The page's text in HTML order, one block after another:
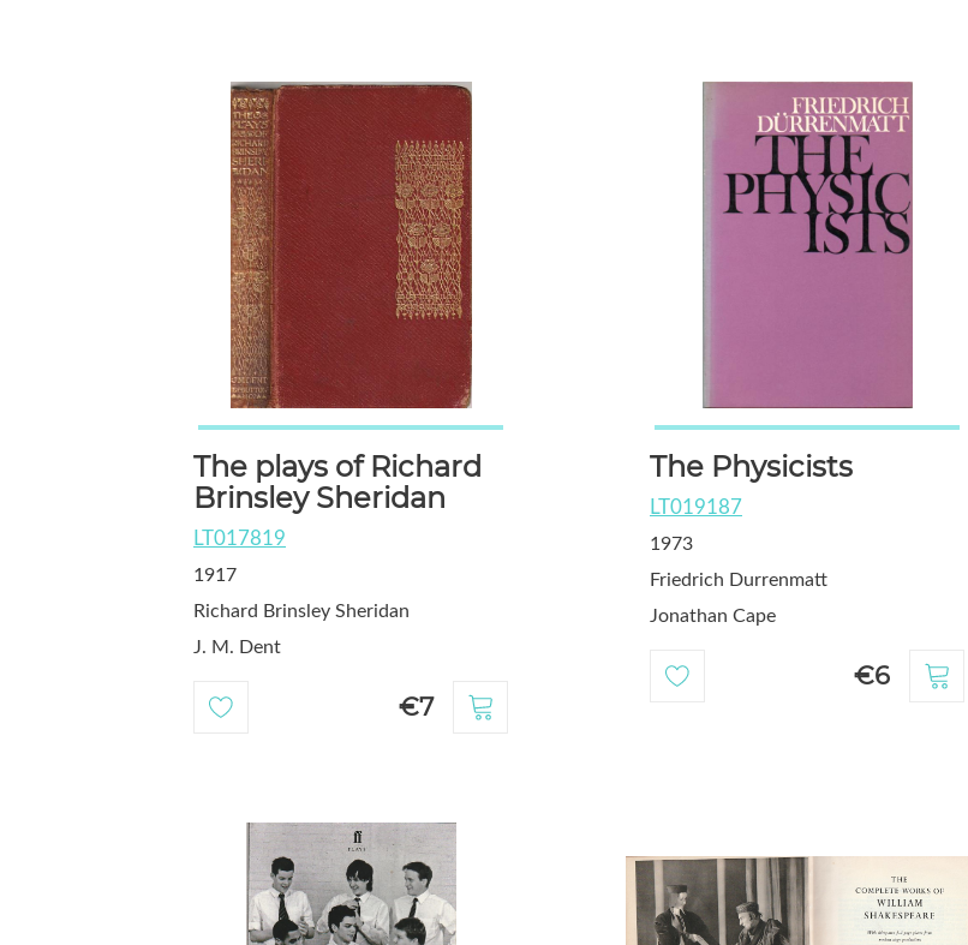
The plays of Richard
Brinsley Sheridan
LT017819
1917
Richard Brinsley Sheridan
J. M. Dent
€7
The Physicists
LT019187
1973
Friedrich Durrenmatt
Jonathan Cape
€6